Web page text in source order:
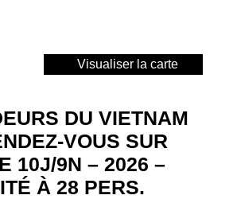
Visualiser la carte
DU VIETNAM
VOUS SUR
10J/9N – 2026 –
À 28 PERS.